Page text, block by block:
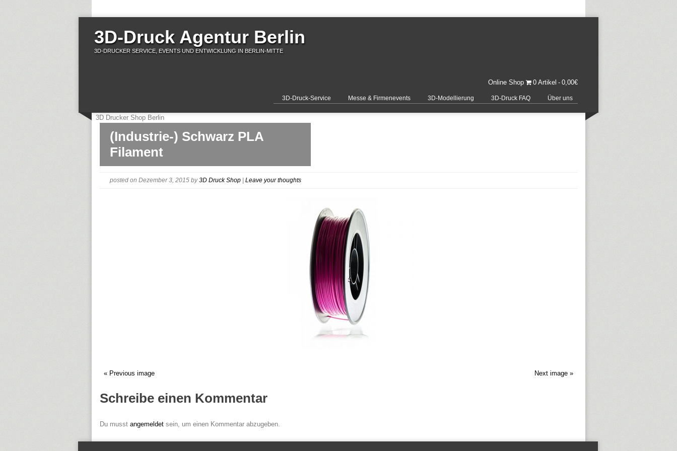
3D-Druck Agentur Berlin
3D-DRUCKER SERVICE, EVENTS UND ENTWICKLUNG IN BERLIN-MITTE
Online Shop 0 Artikel 0,00€
3D-Druck-Service Messe & Firmenevents 3D-Modellierung 3D-Druck FAQ Über uns
3D Drucker Shop Berlin
(Industrie-) Schwarz PLA
Filament
posted on Dezember 3, 2015 by3D Druck Shop Leave your thoughts
Next image »
« Previous image
Schreibe einen Kommentar
Du musst angemeldet sein, um einen Kommentar abzugeben.